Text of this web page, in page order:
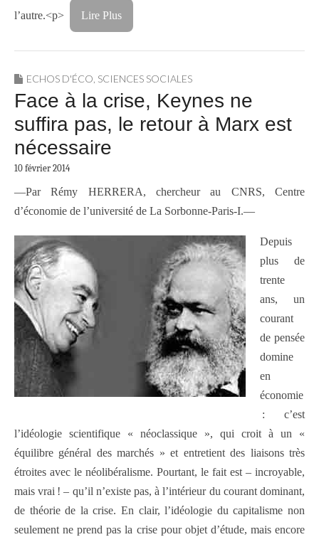
l’autre.<p> Lire Plus
ECHOS D'ÉCO SCIENCES SOCIALES
Face à la crise, Keynes ne
suffira pas, le retour à Marx est
nécessaire
10 février 2014
—Par Rémy HERRERA, chercheur au CNRS, Centre
d’économie de l’université de La Sorbonne-Paris-I.—
Depuis
plus de
trente
ans, un
courant
de pensée
domine
en
économie
: c’est
l’idéologie scientifique « néoclassique », qui croit à un «
équilibre général des marchés » et entretient des liaisons très
étroites avec le néolibéralisme. Pourtant, le fait est – incroyable,
mais vrai ! – qu’il n’existe pas, à l’intérieur du courant dominant,
de théorie de la crise. En clair, l’idéologie du capitalisme non
seulement ne prend pas la crise pour objet d’étude, mais encore